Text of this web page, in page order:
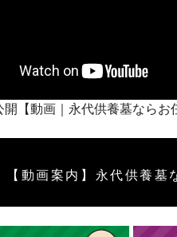
開【動画｜永代供養墓なら
【動画案内】永代供養墓